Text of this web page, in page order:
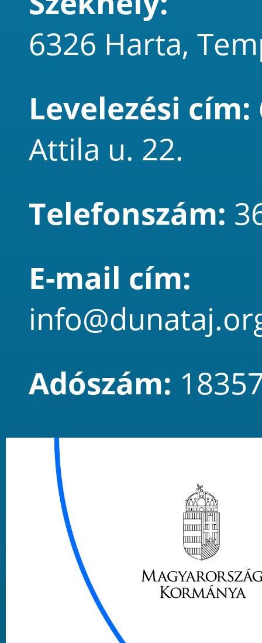
6326 Harta,
Levelezési cím:
Attila u. 22.
Telefonszám:
E-mail cím:
Adószám: